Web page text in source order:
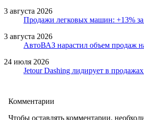
3 августа 2026
Продажи легковых машин: +13% за
3 августа 2026
АвтоВАЗ нарастил объем продаж
24 июля 2026
Jetour Dashing лидирует в
Комментарии
Чтобы оставлять комментарии,